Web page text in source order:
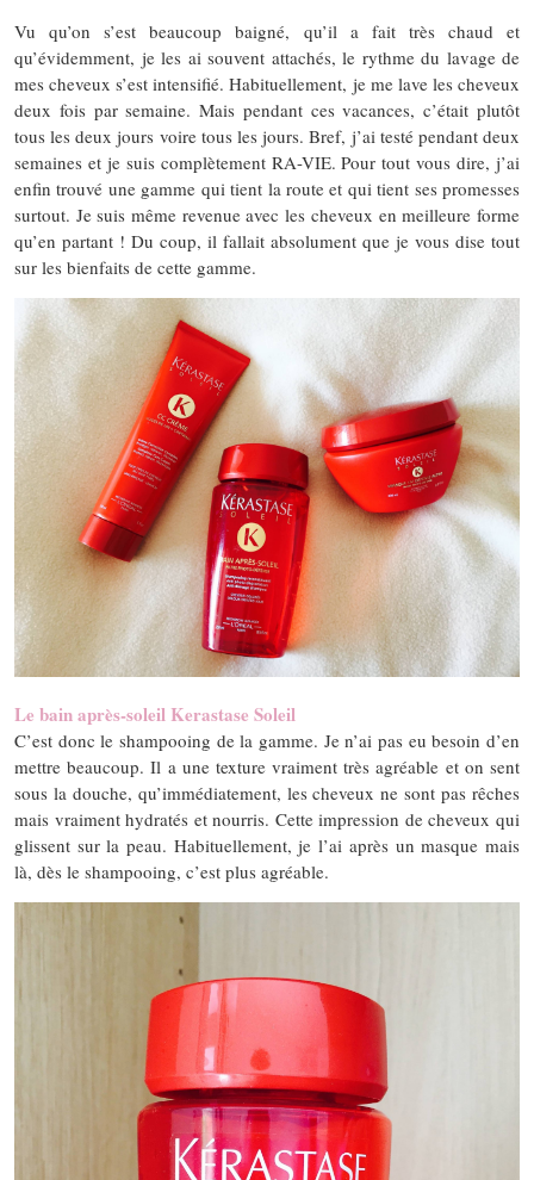
Vu qu’on s’est beaucoup baigné, qu’il a fait très chaud et
qu’évidemment, je les ai souvent attachés, le rythme du lavage de
mes cheveux s’est intensifié. Habituellement, je me lave les cheveux
deux fois par semaine. Mais pendant ces vacances, c’était plutôt
tous les deux jours voire tous les jours. Bref, j’ai testé pendant deux
semaines et je suis complètement RA-VIE. Pour tout vous dire, j’ai
enfin trouvé une gamme qui tient la route et qui tient ses promesses
surtout. Je suis même revenue avec les cheveux en meilleure forme
qu’en partant ! Du coup, il fallait absolument que je vous dise tout
sur les bienfaits de cette gamme.
Le bain après-soleil Kerastase Soleil
C’est donc le shampooing de la gamme. Je n’ai pas eu besoin d’en
mettre beaucoup. Il a une texture vraiment très agréable et on sent
sous la douche, qu’immédiatement, les cheveux ne sont pas rêches
mais vraiment hydratés et nourris. Cette impression de cheveux qui
glissent sur la peau. Habituellement, je l’ai après un masque mais
là, dès le shampooing, c’est plus agréable.